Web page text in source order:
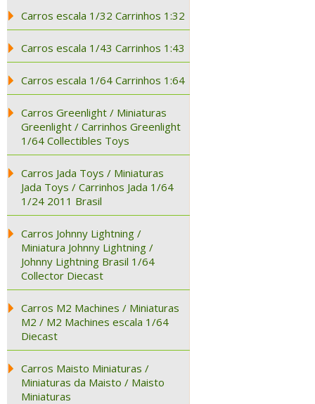
Carros escala 1/32 Carrinhos 1:32
Carros escala 1/43 Carrinhos 1:43
Carros escala 1/64 Carrinhos 1:64
Carros Greenlight / Miniaturas
Greenlight / Carrinhos Greenlight
1/64 Collectibles Toys
Carros Jada Toys / Miniaturas
Jada Toys / Carrinhos Jada 1/64
1/24 2011 Brasil
Carros Johnny Lightning /
Miniatura Johnny Lightning /
Johnny Lightning Brasil 1/64
Collector Diecast
Carros M2 Machines / Miniaturas
M2 / M2 Machines escala 1/64
Diecast
Carros Maisto Miniaturas /
Miniaturas da Maisto / Maisto
Miniaturas